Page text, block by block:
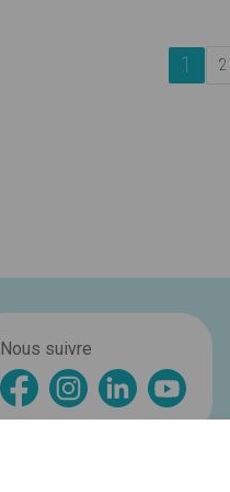
1 2
Nous suivre